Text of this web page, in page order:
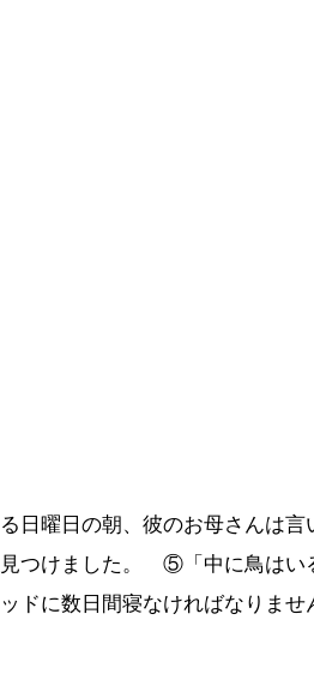
曜日の朝、彼のお母さんは
つけました。 ⑤「中に鳥は
に数日間寝なければなりま